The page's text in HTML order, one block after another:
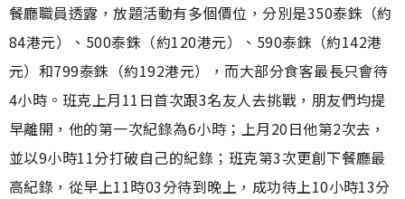
餐廳職員透露，放題活動有多個價位，分別是350泰銖（約
84港元）、500泰銖（約120港元）、590泰銖（約142港
元）和799泰銖（約192港元），而大部分食客最長只會待
4小時。班克上月11日首次跟3名友人去挑戰，朋友們均提
早離開，他的第一次紀錄為6小時；上月20日他第2次去，
並以9小時11分打破自己的紀錄；班克第3次更創下餐廳最
高紀錄，從早上11時03分待到晚上，成功待上10小時13分